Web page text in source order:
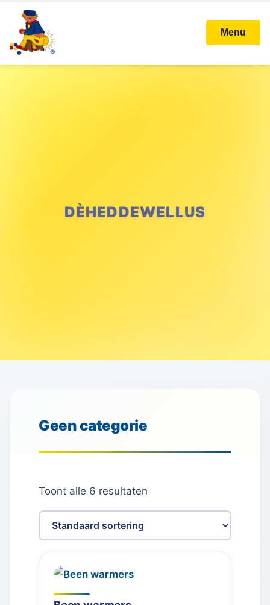
Menu
DÈHEDDEWELLUS
Geen categorie
Toont alle 6 resultaten